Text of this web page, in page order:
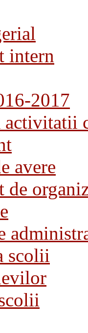
intern
2017
activitatii
avere
de
scolii